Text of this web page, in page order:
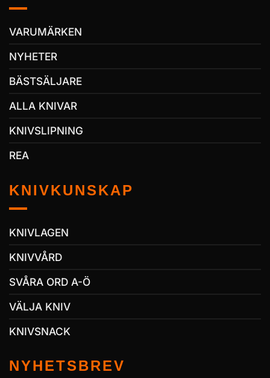
VARUMÄRKEN
NYHETER
BÄSTSÄLJARE
ALLA KNIVAR
KNIVSLIPNING
REA
KNIVKUNSKAP
KNIVLAGEN
KNIVVÅRD
SVÅRA ORD A-Ö
VÄLJA KNIV
KNIVSNACK
NYHETSBREV